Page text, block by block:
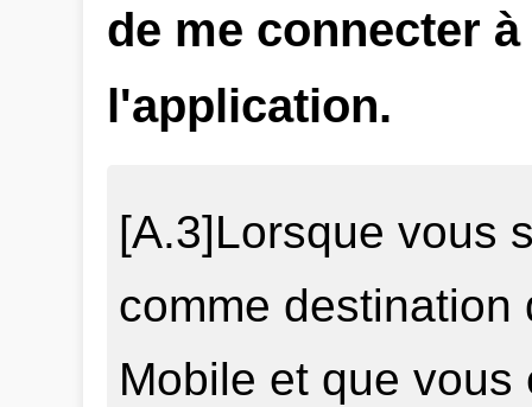
de me connecter
l'application.
[A.3]Lorsque vous
comme destination
Mobile et que